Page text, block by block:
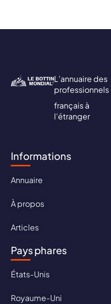
L’annuaire des
professionnels
français à
l’étranger
Informations
Annuaire
À propos
Articles
Pays phares
États-Unis
Royaume-Uni